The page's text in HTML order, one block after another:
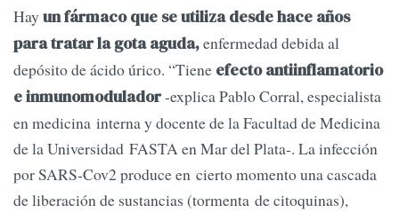
Hay un fármaco que se utiliza desde hace años
para tratar la gota aguda,enfermedad debida al
depósito de ácido úrico. “Tiene efecto antiinflamatorio
e inmunomodulador-explica Pablo Corral, especialista
en medicina interna y docente de la Facultad de Medicina
de la Universidad FASTA en Mar del Plata-. La infección
por SARS-Cov2 produce en cierto momento una cascada
de liberación de sustancias (tormenta de citoquinas),